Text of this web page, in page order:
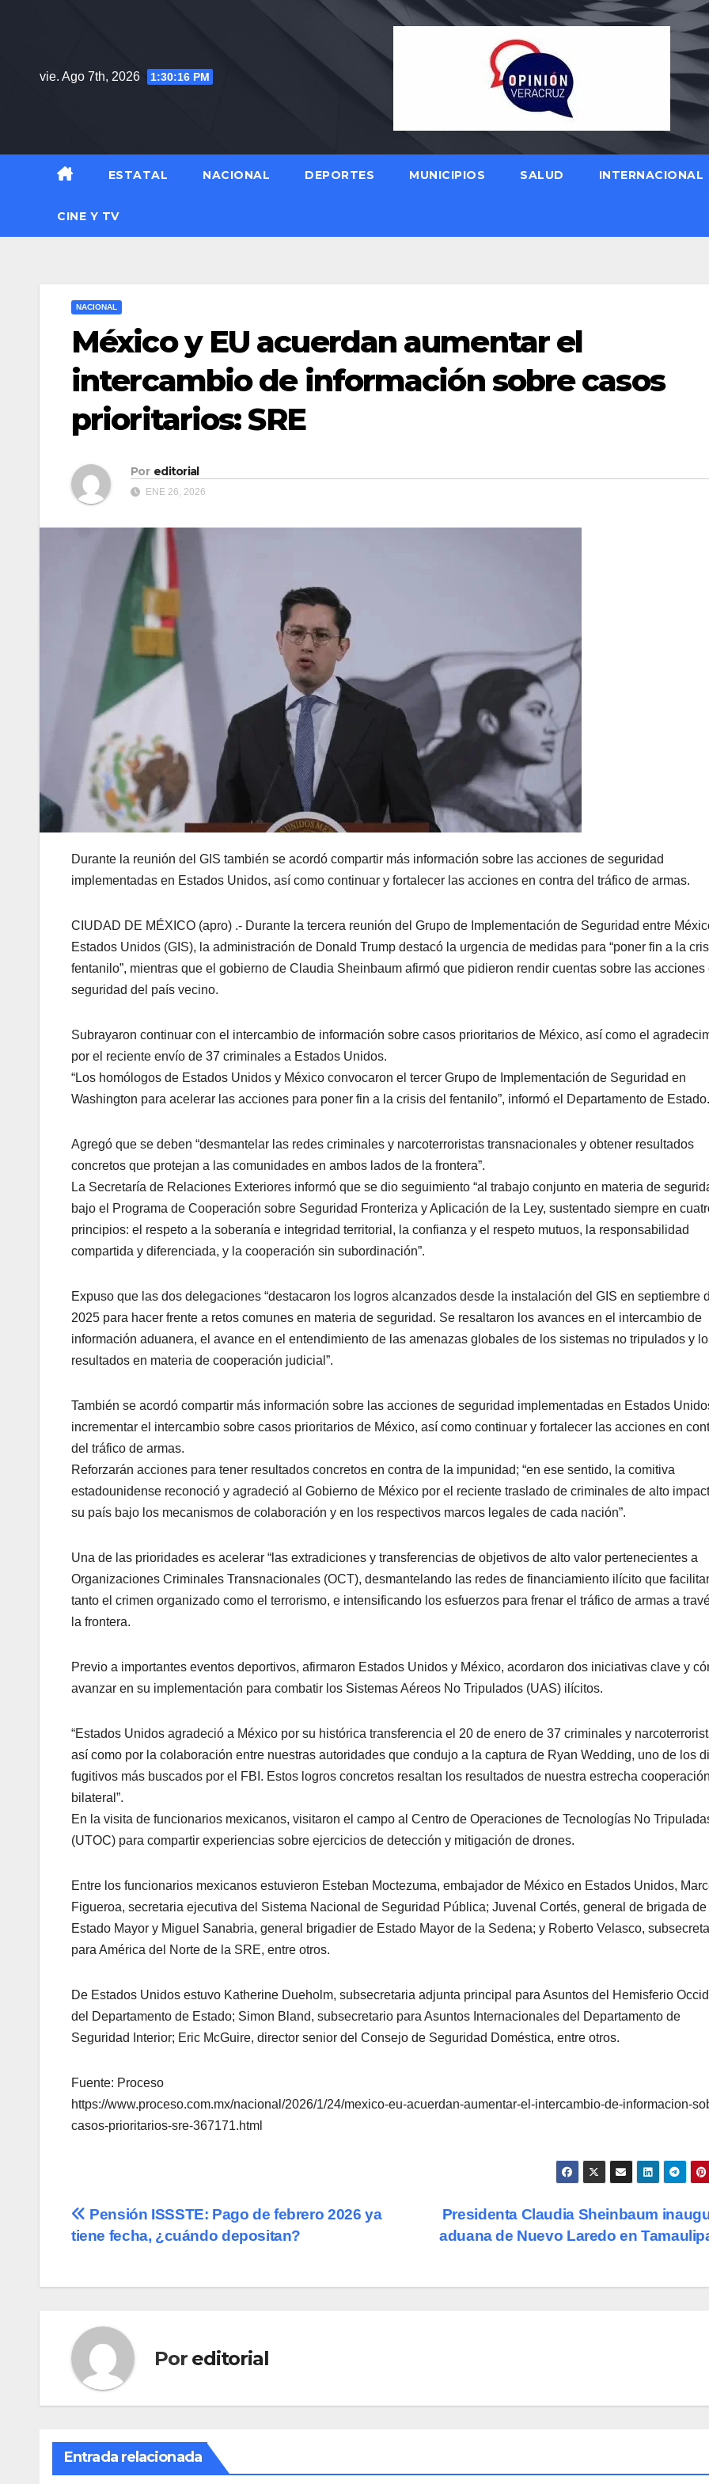
vie. Ago 7th, 2026
1:30:17 PM
ESTATAL NACIONAL DEPORTES MUNICIPIOS SALUD INTERNACIONAL
CINE Y TV
NACIONAL
México y EU acuerdan aumentar el
intercambio de información sobre casos
prioritarios: SRE
Por editorial
ENE 26, 2026
Durante la reunión del GIS también se acordó compartir más información sobre las acciones de seguridad
implementadas en Estados Unidos, así como continuar y fortalecer las acciones en contra del tráfico de armas.
CIUDAD DE MÉXICO (apro) .- Durante la tercera reunión del Grupo de Implementación de Seguridad entre
Estados Unidos (GIS), la administración de Donald Trump destacó la urgencia de medidas para “poner fin a la
fentanilo”, mientras que el gobierno de Claudia Sheinbaum afirmó que pidieron rendir cuentas sobre las acciones
seguridad del país vecino.
Subrayaron continuar con el intercambio de información sobre casos prioritarios de México, así como el
por el reciente envío de 37 criminales a Estados Unidos.
“Los homólogos de Estados Unidos y México convocaron el tercer Grupo de Implementación de Seguridad en
Washington para acelerar las acciones para poner fin a la crisis del fentanilo”, informó el Departamento de Estado.
Agregó que se deben “desmantelar las redes criminales y narcoterroristas transnacionales y obtener resultados
concretos que protejan a las comunidades en ambos lados de la frontera”.
La Secretaría de Relaciones Exteriores informó que se dio seguimiento “al trabajo conjunto en materia de
bajo el Programa de Cooperación sobre Seguridad Fronteriza y Aplicación de la Ley, sustentado siempre en
principios: el respeto a la soberanía e integridad territorial, la confianza y el respeto mutuos, la responsabilidad
compartida y diferenciada, y la cooperación sin subordinación”.
Expuso que las dos delegaciones “destacaron los logros alcanzados desde la instalación del GIS en septiembre
2025 para hacer frente a retos comunes en materia de seguridad. Se resaltaron los avances en el intercambio de
información aduanera, el avance en el entendimiento de las amenazas globales de los sistemas no tripulados y
resultados en materia de cooperación judicial”.
También se acordó compartir más información sobre las acciones de seguridad implementadas en Estados
incrementar el intercambio sobre casos prioritarios de México, así como continuar y fortalecer las acciones en
del tráfico de armas.
Reforzarán acciones para tener resultados concretos en contra de la impunidad; “en ese sentido, la comitiva
estadounidense reconoció y agradeció al Gobierno de México por el reciente traslado de criminales de alto
su país bajo los mecanismos de colaboración y en los respectivos marcos legales de cada nación”.
Una de las prioridades es acelerar “las extradiciones y transferencias de objetivos de alto valor pertenecientes a
Organizaciones Criminales Transnacionales (OCT), desmantelando las redes de financiamiento ilícito que
tanto el crimen organizado como el terrorismo, e intensificando los esfuerzos para frenar el tráfico de armas a
la frontera.
Previo a importantes eventos deportivos, afirmaron Estados Unidos y México, acordaron dos iniciativas clave y
avanzar en su implementación para combatir los Sistemas Aéreos No Tripulados (UAS) ilícitos.
“Estados Unidos agradeció a México por su histórica transferencia el 20 de enero de 37 criminales y
así como por la colaboración entre nuestras autoridades que condujo a la captura de Ryan Wedding, uno de los
fugitivos más buscados por el FBI. Estos logros concretos resaltan los resultados de nuestra estrecha cooperación
bilateral”.
En la visita de funcionarios mexicanos, visitaron el campo al Centro de Operaciones de Tecnologías No
(UTOC) para compartir experiencias sobre ejercicios de detección y mitigación de drones.
Entre los funcionarios mexicanos estuvieron Esteban Moctezuma, embajador de México en Estados Unidos,
Figueroa, secretaria ejecutiva del Sistema Nacional de Seguridad Pública; Juvenal Cortés, general de brigada de
Estado Mayor y Miguel Sanabria, general brigadier de Estado Mayor de la Sedena; y Roberto Velasco,
para América del Norte de la SRE, entre otros.
De Estados Unidos estuvo Katherine Dueholm, subsecretaria adjunta principal para Asuntos del Hemisferio
del Departamento de Estado; Simon Bland, subsecretario para Asuntos Internacionales del Departamento de
Seguridad Interior; Eric McGuire, director senior del Consejo de Seguridad Doméstica, entre otros.
Fuente: Proceso
https://www.proceso.com.mx/nacional/2026/1/24/mexico-eu-acuerdan-aumentar-el-intercambio-de-informacion-
casos-prioritarios-sre-367171.html
Navegación
entradas
Presidenta Claudia Sheinbaum
aduana de Nuevo Laredo en
Pensión ISSSTE: Pago de febrero 2026 ya
tiene fecha, ¿cuándo depositan?
Por editorial
Entrada relacionada